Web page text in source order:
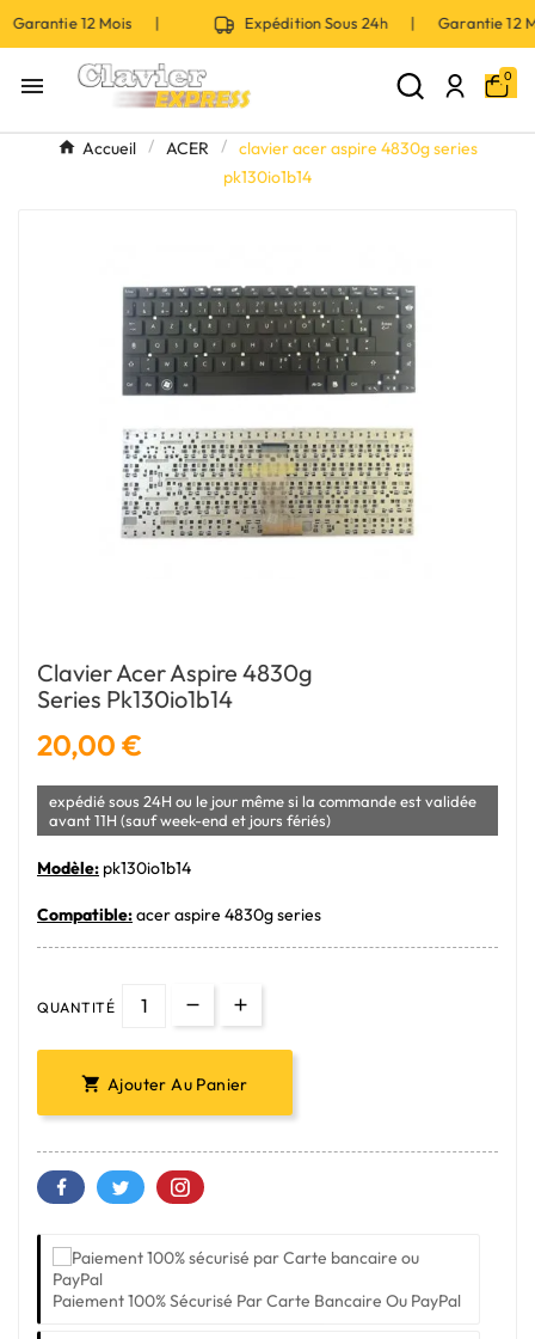
12 Mois | Expédition Sous 24h | Garantie
 0
Accueil ACER
clavier acer aspire 4830g series
pk130io1b14
Clavier Acer Aspire 4830g
Series Pk130io1b14
20,00 €
expédié sous 24H ou le jour même si la commande est validée
avant 11H (sauf week-end et jours fériés)
Modèle: pk130io1b14
Compatible:acer aspire 4830g series
QUANTITÉ
 Ajouter Au Panier
Paiement 100% Sécurisé Par Carte Bancaire Ou PayPal